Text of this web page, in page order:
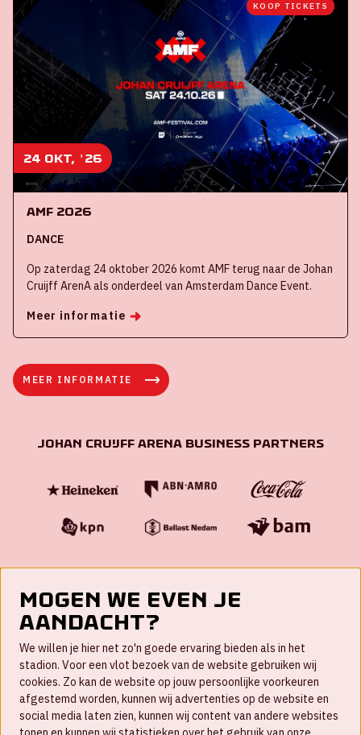
24 okt, '26
KOOP TICKETS
AMF 2026
DANCE
Op zaterdag 24 oktober 2026 komt AMF terug naar de Johan
Cruijff ArenA als onderdeel van Amsterdam Dance Event.
Meer informatie
MEER INFORMATIE
Johan Cruijff ArenA Business Partners
Werken bij
Disclaimer
Mogen we even je
aandacht?
We willen je hier net zo'n goede ervaring bieden als in het
stadion. Voor een vlot bezoek van de website gebruiken wij
cookies. Zo kan de website op jouw persoonlijke voorkeuren
afgestemd worden, kunnen wij advertenties op de website en
social media laten zien, kunnen wij content van andere websites